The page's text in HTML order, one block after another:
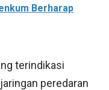
Berharap
terindikasi
peredaran